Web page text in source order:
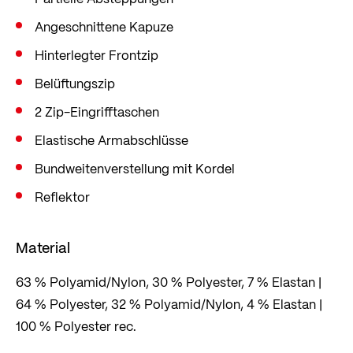
sportlichen Slim Fit gehalten, der eng am Körper
anliegt und so sportartspezifisch jede Bewegung
mitmacht.
Angeschnittene Kapuze
Hinterlegter Frontzip
Belüftungszip
2 Zip-Eingrifftaschen
Elastische Armabschlüsse
Bundweitenverstellung mit Kordel
Reflektor
Material
63 % Polyamid/Nylon, 30 % Polyester, 7 % Elastan |
64 % Polyester, 32 % Polyamid/Nylon, 4 % Elastan |
100 % Polyester rec.